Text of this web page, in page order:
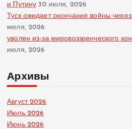
и Путину 30 июля, 2026
Туск ожидает окончания войны
июля, 2026
уволен из-за мировоззренческого
июля, 2026
Архивы
Август 2026
Июль 2026
Июнь 2026